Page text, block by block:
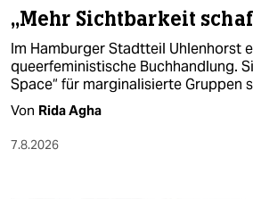
wahrheit
verlag
verlag
veranstaltungen
„Mehr Sichtbarkeit
Im Hamburger Stadtteil Uhlenhorst
queerfeministische Buchhandlung.
Space“ für marginalisierte Gruppen
Von Rida Agha
7.8.2026